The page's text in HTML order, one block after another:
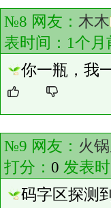
№8 网友： 木木
表时间：1个月
你一瓶，我
№9 网友： 火
打分： 0 发表
码字区探测